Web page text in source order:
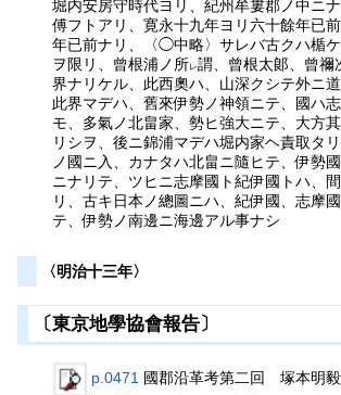
堀内安房守時代ヨリ、紀州牟婁郡ノ中ニ
傅フトアリ、寛永十九年ヨリ六十餘年已
年已前ナリ、〈◯中略〉サレバ古クハ楯
ヲ限リ、曾根浦ノ所レ謂、曾根太郞、曾禰
界ナリケル、此西奧ハ、山深クシテ外ニ
此界マデハ、舊來伊勢ノ神領ニテ、國ハ
モ、多氣ノ北畠家、勢ヒ強大ニテ、大方
リシヲ、後ニ錦浦マデハ堀内家ヘ責取タ
ノ國ニ入、カナタハ北畠ニ隨ヒテ、伊勢
ニナリテ、ツヒニ志摩國ト紀伊國トハ、
リ、古キ日本ノ總圖ニハ、紀伊國、志摩
テ、伊勢ノ南邊ニ海邊アル事ナシ
〈明治十三年〉
〔東京地學協會報告〕
p.0471 國郡沿革考第二回 塚本